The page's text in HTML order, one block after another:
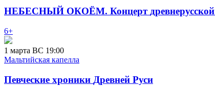
НЕБЕСНЫЙ ОКОЁМ. Концертдревнерусской
6+
1 марта ВС 19:00
Мальтийская капелла
Певческие хроники Древней Руси